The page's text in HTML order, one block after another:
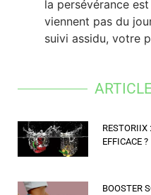
la persévérance
viennent pas du
suivi assidu, votre
RESTORIIX
EFFICACE ?
BOOSTER